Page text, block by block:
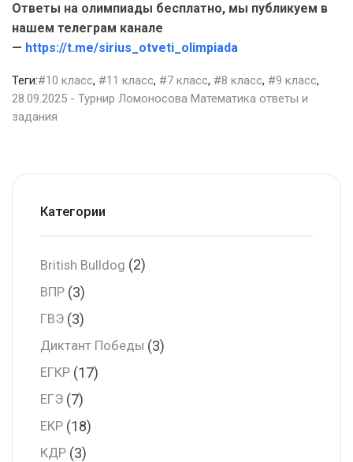
Ответы на олимпиады бесплатно, мы публикуем в
нашем телеграм канале
— https://t.me/sirius_otveti_olimpiada
Теги:#10 класс, #11 класс, #7 класс, #8 класс, #9 класс,
28.09.2025 - Турнир Ломоносова Математика ответы и
задания
Категории
British Bulldog (2)
ВПР (3)
ГВЭ (3)
Диктант Победы (3)
ЕГКР (17)
ЕГЭ (7)
ЕКР (18)
КДР (3)